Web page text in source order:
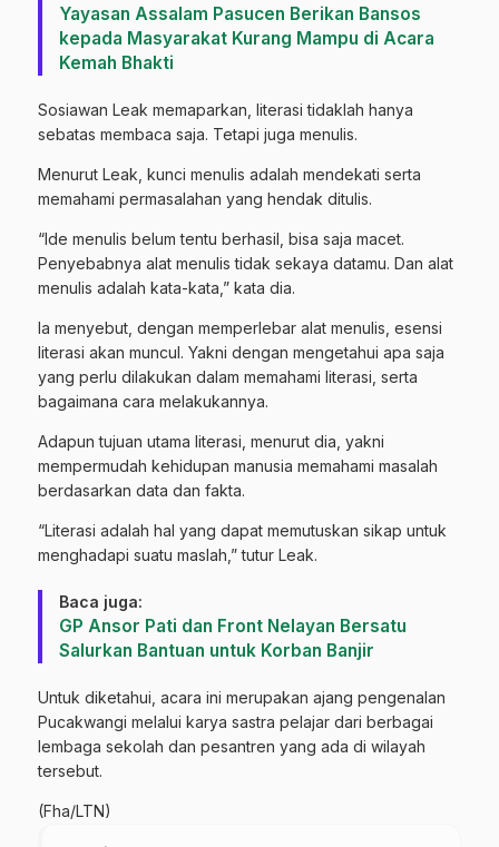
Yayasan Assalam Pasucen Berikan Bansos
kepada Masyarakat Kurang Mampu di Acara
Kemah Bhakti
Sosiawan Leak memaparkan, literasi tidaklah hanya
sebatas membaca saja. Tetapi juga menulis.
Menurut Leak, kunci menulis adalah mendekati serta
memahami permasalahan yang hendak ditulis.
“Ide menulis belum tentu berhasil, bisa saja macet.
Penyebabnya alat menulis tidak sekaya datamu. Dan alat
menulis adalah kata-kata,” kata dia.
Ia menyebut, dengan memperlebar alat menulis, esensi
literasi akan muncul. Yakni dengan mengetahui apa saja
yang perlu dilakukan dalam memahami literasi, serta
bagaimana cara melakukannya.
Adapun tujuan utama literasi, menurut dia, yakni
mempermudah kehidupan manusia memahami masalah
berdasarkan data dan fakta.
“Literasi adalah hal yang dapat memutuskan sikap untuk
menghadapi suatu maslah,” tutur Leak.
Baca juga:
GP Ansor Pati dan Front Nelayan Bersatu
Salurkan Bantuan untuk Korban Banjir
Untuk diketahui, acara ini merupakan ajang pengenalan
Pucakwangi melalui karya sastra pelajar dari berbagai
lembaga sekolah dan pesantren yang ada di wilayah
tersebut.
(Fha/LTN)